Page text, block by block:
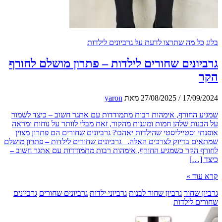
מה שתרצו לדעת על גרביונים לילדות
שחורים לילדות – פתרון מושלם לחורף
17/
/
27/08/2025מאתyaron
החורף, אימהות רבות מתמודדות עם אתגר חשוב – כיצד לשמור
שלהן חמות ומוגנות מהקור, זאת מבלי לוותר על נוחות ומראה
וסטייליסטי שהילדות יאהבו? גרביונים שחורים הם פתרון מצוין
בדיוק לצרכים האלה. גרביונים שחורים לילדות – פתרון מושלם
הקר כשמגיע החורף, אימהות רבות מתמודדות עם אתגר חשוב –
[…]
»
שחור גרביון שחור לבנות גרביוני ילדות גרביונים שחורים גרביונים
לילדות